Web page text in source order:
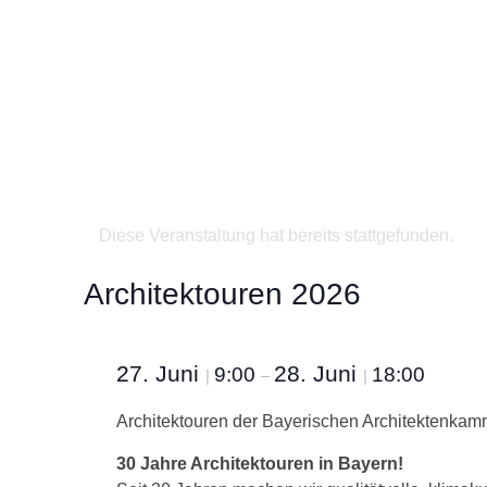
Diese Veranstaltung hat bereits stattgefunden.
Architektouren 2026
27. Juni | 9:00 – 28. Juni | 18:00
Architektouren der Bayerischen
30 Jahre Architektouren in Bayern!